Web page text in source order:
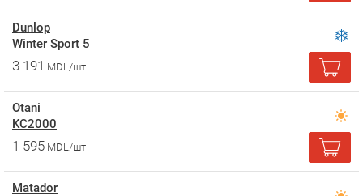
Dunlop
Winter Sport 5
3 191 MDL/шт
Otani
KC2000
1 595 MDL/шт
Matador